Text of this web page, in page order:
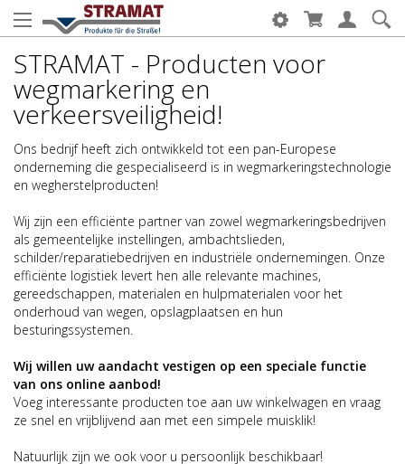
STRAMAT - Producten voor
wegmarkering en
verkeersveiligheid!
Ons bedrijf heeft zich ontwikkeld tot een pan-Europese
onderneming die gespecialiseerd is in wegmarkeringstechnologie
en wegherstelproducten!
Wij zijn een efficiënte partner van zowel wegmarkeringsbedrijven
als gemeentelijke instellingen, ambachtslieden,
schilder/reparatiebedrijven en industriële ondernemingen. Onze
efficiënte logistiek levert hen alle relevante machines,
gereedschappen, materialen en hulpmaterialen voor het
onderhoud van wegen, opslagplaatsen en hun
besturingssystemen.
Wij willen uw aandacht vestigen op een speciale functie
van ons online aanbod!
Voeg interessante producten toe aan uw winkelwagen en vraag
ze snel en vrijblijvend aan met een simpele muisklik!
Natuurlijk zijn we ook voor u persoonlijk beschikbaar!